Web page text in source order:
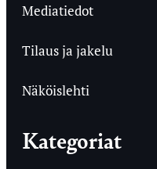
Mediatiedot
Tilaus ja jakelu
Näköislehti
Kategoriat